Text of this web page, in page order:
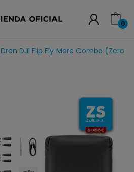
0
Dron DJI Flip Fly More Combo (Zero